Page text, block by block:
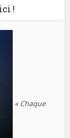
!
« Chaque